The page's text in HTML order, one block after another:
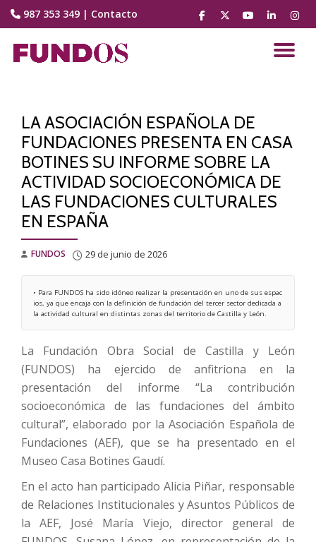
contenido
987 353 349 | Contacto
fa-
facebook
fa-
brands
fa-
youtube-
fa-
linkedin
fa-
LA ASOCIACIÓN ESPAÑOLA DE
FUNDACIONES PRESENTA EN CASA
BOTINES SU INFORME SOBRE LA
ACTIVIDAD SOCIOECONÓMICA DE
LAS FUNDACIONES CULTURALES
EN ESPAÑA
FUNDOS 29 de junio de 2026
• Para FUNDOS ha sido idóneo realizar la presentación en uno de sus espac
ios, ya que encaja con la definición de fundación del tercer sector dedicada a
la actividad cultural en distintas zonas del territorio de Castilla y León.
La Fundación Obra Social de Castilla y León
(FUNDOS) ha ejercido de anfitriona en la
presentación del informe “La contribución
socioeconómica de las fundaciones del ámbito
cultural”, elaborado por la Asociación Española de
Fundaciones (AEF), que se ha presentado en el
Museo Casa Botines Gaudí.
En el acto han participado Alicia Piñar, responsable
de Relaciones Institucionales y Asuntos Públicos de
la AEF, José María Viejo, director general de